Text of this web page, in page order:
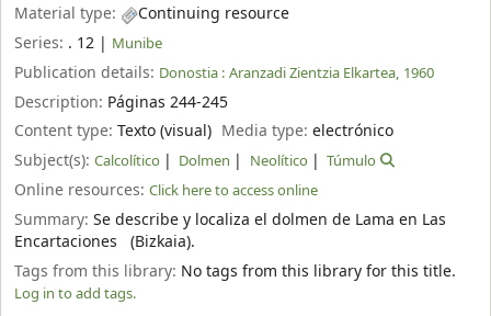
Material type:
Continuing resource
Series: . 12 | Munibe
Publication details: Donostia : Aranzadi Zientzia Elkartea, 1960
Description: Páginas 244-245
Content type: Texto (visual) Media type:electrónico
Subject(s): Calcolítico Dolmen Neolítico Túmulo
Online resources: Click here to access online
Summary: Se describe y localiza el dolmen de Lama en Las
Encartaciones (Bizkaia).
Tags from this library: No tags from this library for this title.
Log in to add tags.